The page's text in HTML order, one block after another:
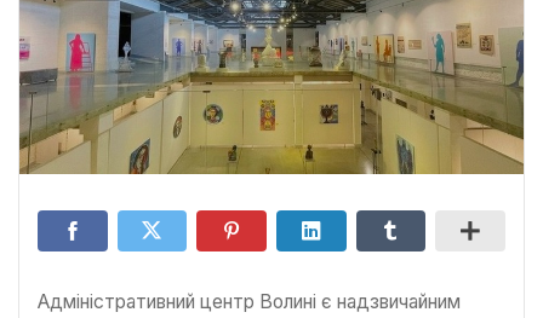
Адміністративний центр Волині є надзвичайним